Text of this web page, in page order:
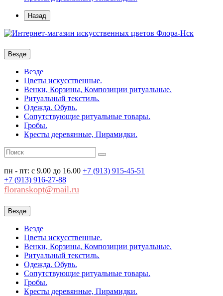
Назад
Везде
Везде
Цветы искусственные.
Венки, Корзины, Композиции ритуальные.
Ритуальный текстиль.
Одежда. Обувь.
Сопутствующие ритуальные товары.
Гробы.
Кресты деревянные, Пирамидки.
пн - пт: с 9.00 до 16.00 +7 (913) 915-45-51
+7 (913) 916-27-88
floranskopt@mail.ru
Везде
Везде
Цветы искусственные.
Венки, Корзины, Композиции ритуальные.
Ритуальный текстиль.
Одежда. Обувь.
Сопутствующие ритуальные товары.
Гробы.
Кресты деревянные, Пирамидки.